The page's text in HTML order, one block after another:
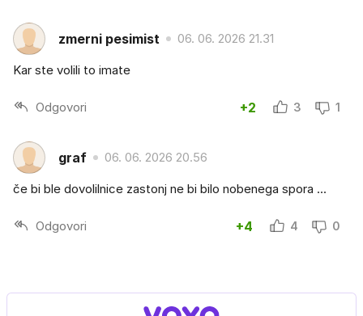
zmerni pesimist 06. 06. 2026 21.31
Kar ste volili to imate
Odgovori +2 3 1
graf 06. 06. 2026 20.56
če bi ble dovolilnice zastonj ne bi bilo nobenega spora ...
Odgovori +4 4 0